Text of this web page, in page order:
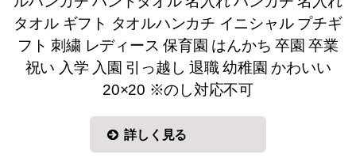
タオル ギフト タオルハンカチ イニシャル プチギ
フト 刺繍 レディース 保育園 はんかち 卒園 卒業
祝い 入学 入園 引っ越し 退職 幼稚園 かわいい
20×20 ※のし対応不可
詳しく見る